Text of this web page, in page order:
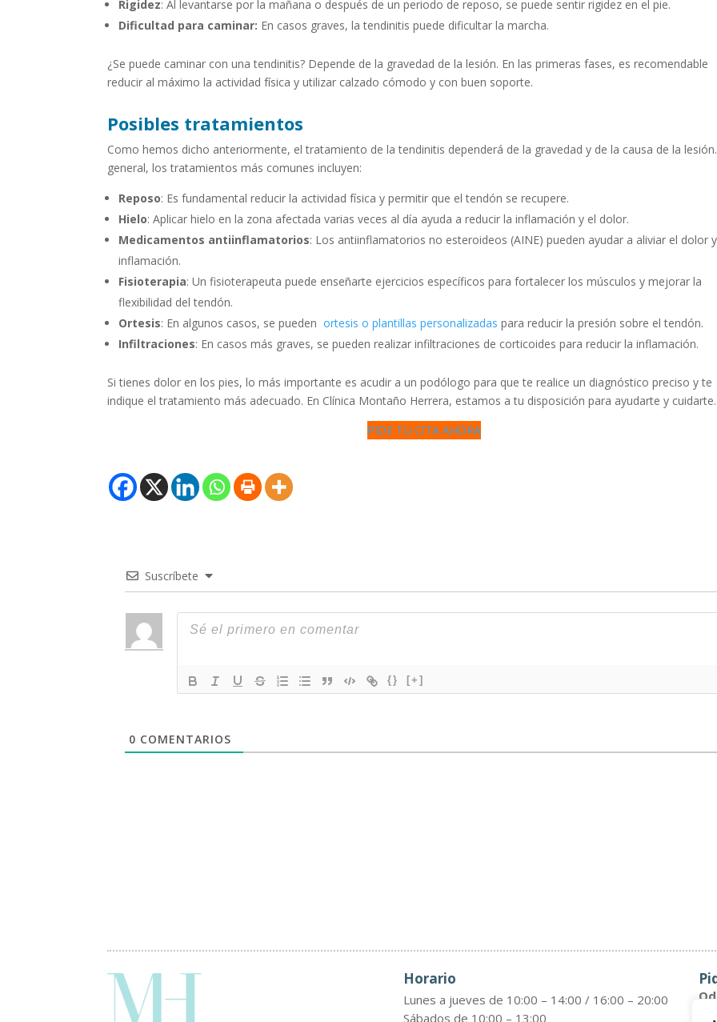
Rigidez: Al levantarse por la mañana o después de un periodo de reposo, se puede sentir rigidez en el pie.
Dificultad para caminar: En casos graves, la tendinitis puede dificultar la marcha.
¿Se puede caminar con una tendinitis? Depende de la gravedad de la lesión. En las primeras fases, es recomendable
reducir al máximo la actividad física y utilizar calzado cómodo y con buen soporte.
Posibles tratamientos
Como hemos dicho anteriormente, el tratamiento de la tendinitis dependerá de la gravedad y de la causa de la
general, los tratamientos más comunes incluyen:
Reposo: Es fundamental reducir la actividad física y permitir que el tendón se recupere.
Hielo: Aplicar hielo en la zona afectada varias veces al día ayuda a reducir la inflamación y el dolor.
Medicamentos antiinflamatorios: Los antiinflamatorios no esteroideos (AINE) pueden ayudar a aliviar el dolor
inflamación.
Fisioterapia: Un fisioterapeuta puede enseñarte ejercicios específicos para fortalecer los músculos y mejorar la
flexibilidad del tendón.
Ortesis: En algunos casos, se puedenortesis o plantillas personalizadaspara reducir la presión sobre el tendón.
Infiltraciones: En casos más graves, se pueden realizar infiltraciones de corticoides para reducir la inflamación.
Si tienes dolor en los pies, lo más importante es acudir a un podólogo para que te realice un diagnóstico preciso y te
indique el tratamiento más adecuado. En Clínica Montaño Herrera, estamos a tu disposición para ayudarte y cuidarte.
PIDE TU CITA AHORA
Suscríbete
{} [+]
0 COMENTARIOS
Horario
Lunes a jueves de 10:00 – 14:00 / 16:00 – 20:00
Sábados de 10:00 – 13:00